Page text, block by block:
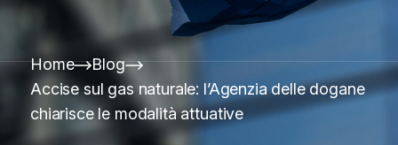
Home
Blog
Accise sul gas naturale: l’Agenzia delle dogane
chiarisce le modalità attuative